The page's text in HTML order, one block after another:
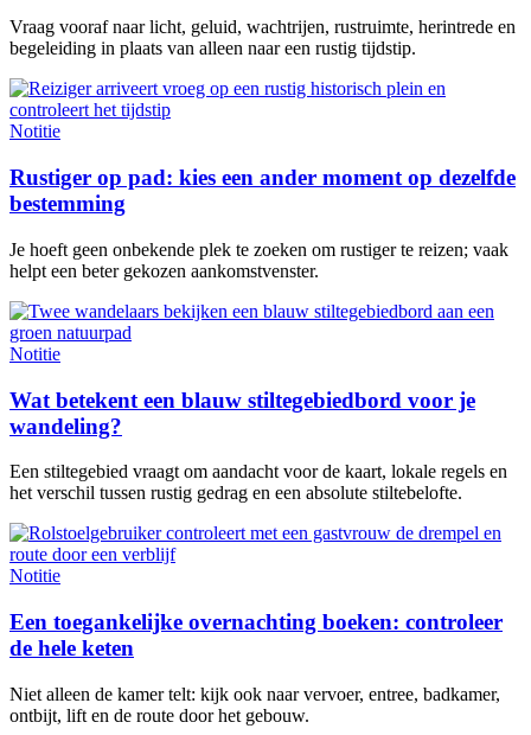
Vraag vooraf naar licht, geluid, wachtrijen, rustruimte, herintrede en
begeleiding in plaats van alleen naar een rustig tijdstip.
Notitie
Rustiger op pad: kies een ander moment op dezelfde
bestemming
Je hoeft geen onbekende plek te zoeken om rustiger te reizen; vaak
helpt een beter gekozen aankomstvenster.
Notitie
Wat betekent een blauw stiltegebiedbord voor je
wandeling?
Een stiltegebied vraagt om aandacht voor de kaart, lokale regels en
het verschil tussen rustig gedrag en een absolute stiltebelofte.
Notitie
Een toegankelijke overnachting boeken: controleer
de hele keten
Niet alleen de kamer telt: kijk ook naar vervoer, entree, badkamer,
ontbijt, lift en de route door het gebouw.